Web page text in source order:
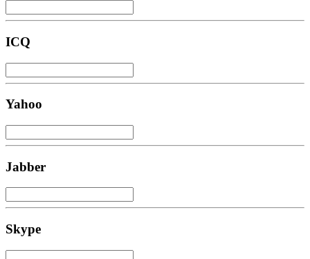
ICQ
Yahoo
Jabber
Skype